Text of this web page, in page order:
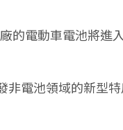
的電動車電池將進
非電池領域的新型